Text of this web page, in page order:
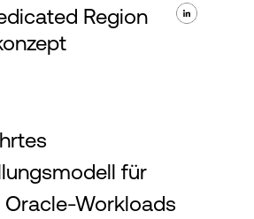
Region
für
Oracle-Workloads